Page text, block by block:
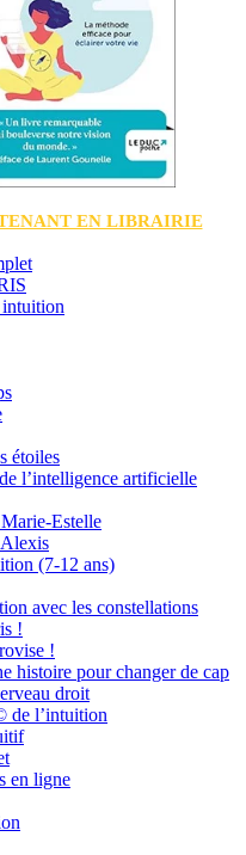
EN LIBRAIRIE
étoiles
l’intelligence artificielle
Estelle
(7-12 ans)
avec les constellations
!
!
histoire pour changer de cap
droit
de l’intuition
en ligne